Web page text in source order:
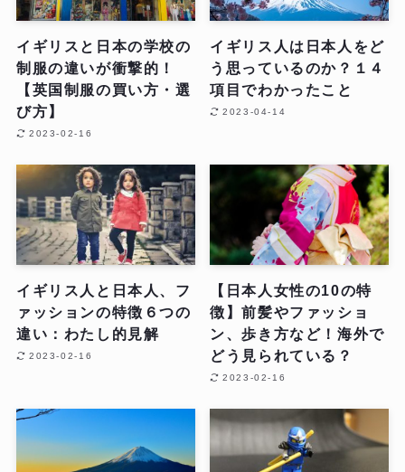
イギリスと日本の学校の
制服の違いが衝撃的！
【英国制服の買い方・選
び方】
2023-02-16
イギリス人は日本人をど
う思っているのか？１４
項目でわかったこと
2023-04-14
イギリス人と日本人、フ
ァッションの特徴６つの
違い：わたし的見解
2023-02-16
【日本人女性の10の特
徴】前髪やファッショ
ン、歩き方など！海外で
どう見られている？
2023-02-16